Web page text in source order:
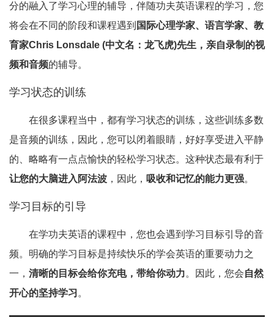
分的融入了学习心理的辅导，伴随功夫英语课程的学习，您
将会在不同的阶段和课程遇到 国际心理学家、语言学家、教
育家Chris Lonsdale (中文名：龙飞虎)先生，亲自录制的视
频和音频的辅导。
学习状态的训练
在很多课程当中，都有学习状态的训练，这些训练多数
是音频的训练，因此，您可以闭着眼睛，好好享受进入平静
的、略略有一点点愉快的轻松学习状态。这种状态最有利于
让您的大脑进入阿法波 ，因此， 吸收和记忆的能力更强。
学习目标的引导
在学功夫英语的课程中，您也会遇到学习目标引导的音
频。明确的学习目标是持续快乐的学会英语的重要动力之
一， 清晰的目标会给你充电，带给你动力。因此，您会自然
开心的坚持学习 。